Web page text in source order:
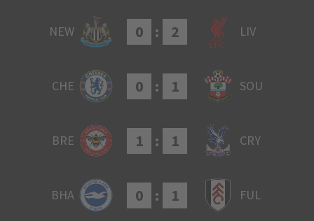
NEW 0 : 2 LIV
CHE 0 : 1 SOU
BRE 1 : 1 CRY
BHA 0 : 1 FUL